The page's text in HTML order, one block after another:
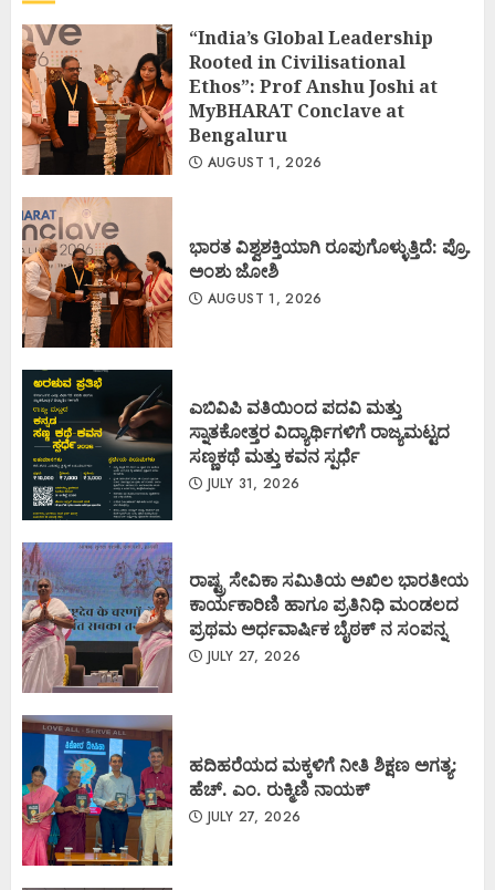
“India’s Global Leadership
Rooted in Civilisational
Ethos”: Prof Anshu Joshi at
MyBHARAT Conclave at
Bengaluru
AUGUST 1, 2026
ಭಾರತ ವಿಶ್ವಶಕ್ತಿಯಾಗಿ ರೂಪುಗೊಳ್ಳುತ್ತಿದೆ: ಪ್ರೊ.
ಅಂಶು ಜೋಶಿ
AUGUST 1, 2026
ಎಬಿವಿಪಿ ವತಿಯಿಂದ ಪದವಿ ಮತ್ತು
ಸ್ನಾತಕೋತ್ತರ ವಿದ್ಯಾರ್ಥಿಗಳಿಗೆ ರಾಜ್ಯಮಟ್ಟದ
ಸಣ್ಣಕಥೆ ಮತ್ತು ಕವನ ಸ್ಪರ್ಧೆ
JULY 31, 2026
ರಾಷ್ಟ್ರ ಸೇವಿಕಾ ಸಮಿತಿಯ ಅಖಿಲ ಭಾರತೀಯ
ಕಾರ್ಯಕಾರಿಣಿ ಹಾಗೂ ಪ್ರತಿನಿಧಿ ಮಂಡಲದ
ಪ್ರಥಮ ಅರ್ಧವಾರ್ಷಿಕ ಬೈಠಕ್ ನ ಸಂಪನ್ನ
JULY 27, 2026
ಹದಿಹರೆಯದ ಮಕ್ಕಳಿಗೆ ನೀತಿ ಶಿಕ್ಷಣ ಅಗತ್ಯ:
ಹೆಚ್. ಎಂ. ರುಕ್ಮಿಣಿ ನಾಯಕ್
JULY 27, 2026